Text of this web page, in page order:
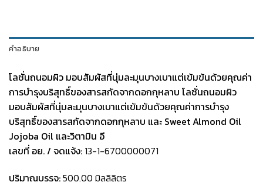
คำอธิบาย
โลชั่นถนอมผิว มอบสัมผัสที่นุ่มละมุนบางเบาแต่เข้มข้นด้วยคุณค่า
การบำรุงบริสุทธิ์ของสารสกัดจากดอกกุหลาบ โลชั่นถนอมผิว
มอบสัมผัสที่นุ่มละมุนบางเบาแต่เข้มข้นด้วยคุณค่าการบำรุง
บริสุทธิ์ของสารสกัดจากดอกกุหลาบ และ Sweet Almond Oil
Jojoba Oil และวิตามิน อี
เลขที่ อย. / จดแจ้ง: 13-1-6700000071
ปริมาณบรรจุ:500.00 มิลลิลิตร